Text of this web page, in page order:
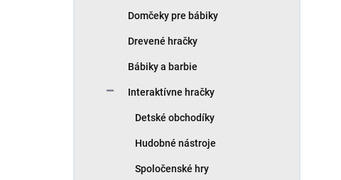
Domčeky pre bábiky
Drevené hračky
Bábiky a barbie
Interaktívne hračky
Detské obchodíky
Hudobné nástroje
Spoločenské hry